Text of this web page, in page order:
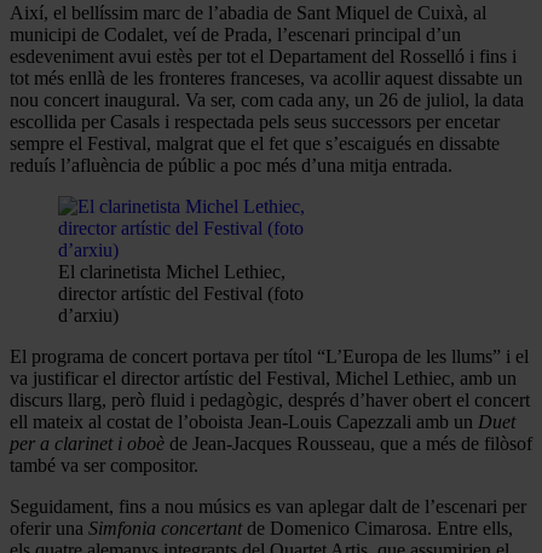
Així, el bellíssim marc de l’abadia de Sant Miquel de Cuixà, al
municipi de Codalet, veí de Prada, l’escenari principal d’un
esdeveniment avui estès per tot el Departament del Rosselló i fins i
tot més enllà de les fronteres franceses, va acollir aquest dissabte un
nou concert inaugural. Va ser, com cada any, un 26 de juliol, la data
escollida per Casals i respectada pels seus successors per encetar
sempre el Festival, malgrat que el fet que s’escaigués en dissabte
reduís l’afluència de públic a poc més d’una mitja entrada.
El clarinetista Michel Lethiec,
director artístic del Festival (foto
d’arxiu)
El programa de concert portava per títol “L’Europa de les llums” i el
va justificar el director artístic del Festival, Michel Lethiec, amb un
discurs llarg, però fluid i pedagògic, després d’haver obert el concert
ell mateix al costat de l’oboista Jean-Louis Capezzali amb un Duet
per a clarinet i oboè de Jean-Jacques Rousseau, que a més de filòsof
també va ser compositor.
Seguidament, fins a nou músics es van aplegar dalt de l’escenari per
oferir una Simfonia concertantde Domenico Cimarosa. Entre ells,